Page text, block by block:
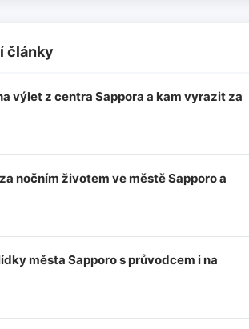
články
výlet z centra Sappora a kam vyrazit za
nočním životem ve městě Sapporo a
města Sapporo s průvodcem i na